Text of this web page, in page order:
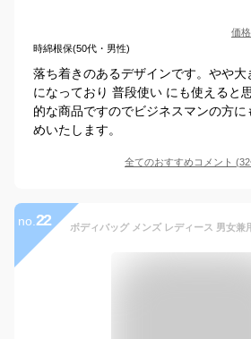
価
時綿根保(50代・男性)
落ち着きのあるデザインです。やや
になっており 普段使い にも使えると
的な商品ですのでビジネスマンの方
めいたします。
全てのおすすめコメント (32
no. 22